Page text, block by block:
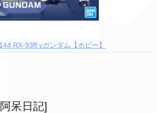
RX-93ff νガンダム【ホビー】
呆日記]